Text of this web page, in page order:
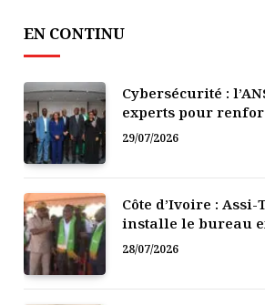
EN CONTINU
Cybersécurité :
experts pour
numérique de la
29/07/2026
Côte d’Ivoire :
installe le bureau
mutuelle de
28/07/2026